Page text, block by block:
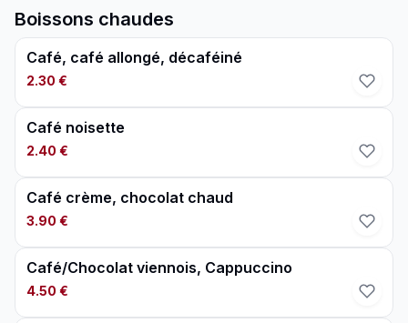
Boissons chaudes
Café, café allongé, décaféiné
2.30 €
Café noisette
2.40 €
Café crème, chocolat chaud
3.90 €
Café/Chocolat viennois, Cappuccino
4.50 €